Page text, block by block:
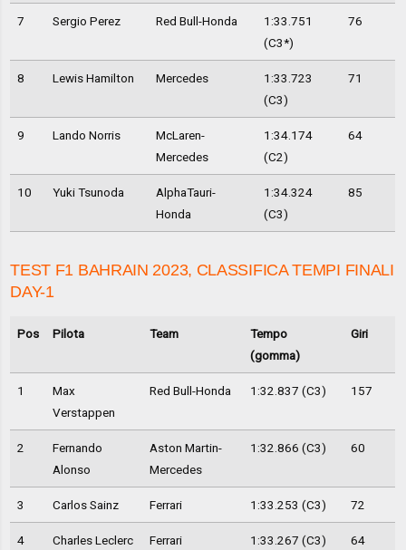
7 Sergio Perez Red Bull-Honda
1:33.751
(C3*)
76
8 Lewis Hamilton Mercedes
1:33.723
(C3)
71
9 Lando Norris
McLaren-
Mercedes
1:34.174
(C2)
64
10 Yuki Tsunoda
AlphaTauri-
Honda
1:34.324
(C3)
85
TEST F1 BAHRAIN 2023, CLASSIFICA TEMPI FINALI
DAY-1
Pos Pilota Team
Tempo
(gomma)
Giri
1
Max
Verstappen
Red Bull-Honda 1:32.837 (C3) 157
2
Fernando
Alonso
Aston Martin-
Mercedes
1:32.866 (C3) 60
3 Carlos Sainz Ferrari 1:33.253 (C3) 72
4 Charles Leclerc Ferrari 1:33.267 (C3) 64